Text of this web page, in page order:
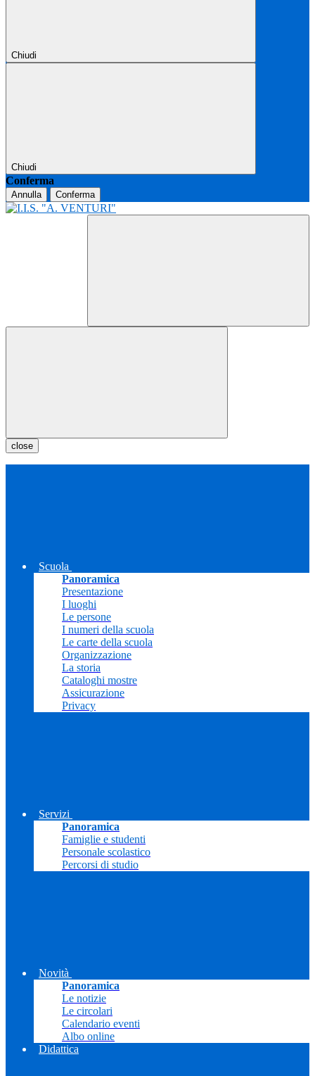
Chiudi
Chiudi
Conferma
Annulla Conferma
close
Scuola
Panoramica
Presentazione
I luoghi
Le persone
I numeri della scuola
Le carte della scuola
Organizzazione
La storia
Cataloghi mostre
Assicurazione
Privacy
Servizi
Panoramica
Famiglie e studenti
Personale scolastico
Percorsi di studio
Novità
Panoramica
Le notizie
Le circolari
Calendario eventi
Albo online
Didattica